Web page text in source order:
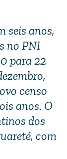
seis anos,
no PNI
para 22
censo
anos. O
dos
com